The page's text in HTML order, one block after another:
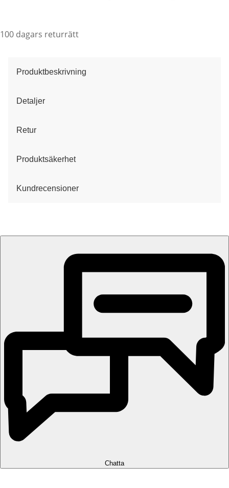
100 dagars returrätt
Produktbeskrivning
Detaljer
Retur
Produktsäkerhet
Kundrecensioner
Chatta